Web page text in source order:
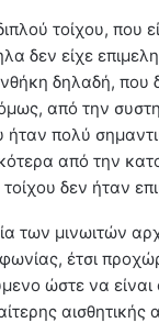
τοίχου, που
δεν είχε
δηλαδή,
από την
ήταν πολύ
από την
δεν ήταν
των μινωιτών
έτσι
ώστε να